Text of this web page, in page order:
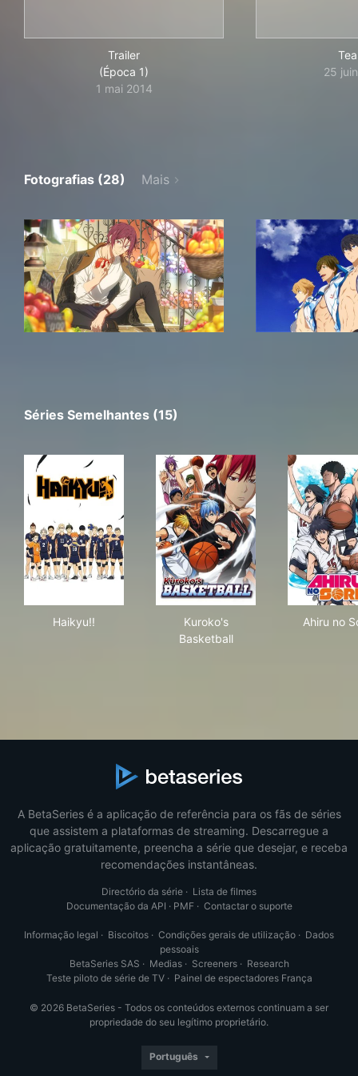
Trailer
(Época 1)
1 mai 2014
25
Fotografias (28) Mais
Séries Semelhantes (15)
Haikyu!!
Kuroko's
Basketball
Ahiru no
A BetaSeries é a aplicação de referência para os fãs de séries
que assistem a plataformas de streaming. Descarregue a
aplicação gratuitamente, preencha a série que desejar, e receba
recomendações instantâneas.
Directório da série · Lista de filmes
Documentação da API · PMF· Contactar o suporte
Informação legal · Biscoitos · Condições gerais de utilização · Dados
pessoais
BetaSeries SAS · Medias· Screeners· Research
Teste piloto de série de TV· Painel de espectadores França
© 2026 BetaSeries - Todos os conteúdos externos continuam a ser
propriedade do seu legítimo proprietário.
Português